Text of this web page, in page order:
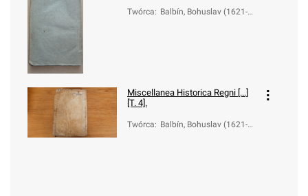
Twórca: Balbín, Bohuslav (1621-1
Miscellanea Historica Regni [...]
[T. 4].
Twórca: Balbín, Bohuslav (1621-1